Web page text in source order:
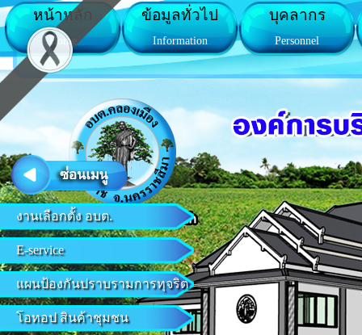
งานเลือกตั้ง อบต.
E-service
แผนป้องกันปราบรามการทุจริต
โอทอป สินค้าชุมชน
หน้าหลัก
Home
ข้อมูลทั่วไป
Information
บุคลากร
Personnel